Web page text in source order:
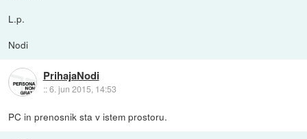
L.p.
Nodi
PrihajaNodi
::6. jun 2015, 14:53
PC in prenosnik sta v istem prostoru.